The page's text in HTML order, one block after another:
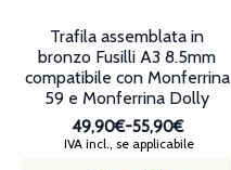
Trafila assemblata in
bronzo Fusilli A3 8.5mm
compatibile con Monferrina
59 e Monferrina Dolly
49,90€-55,90€
Fascia
IVA incl., se applicabile